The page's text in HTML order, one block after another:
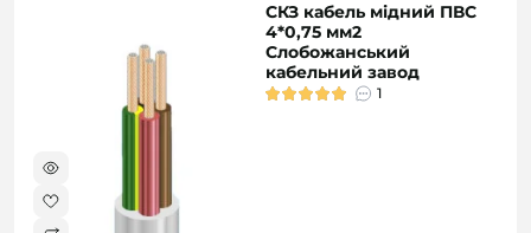
СКЗ кабель мідний ПВС
4*0,75 мм2
Слобожанський
кабельний завод
1